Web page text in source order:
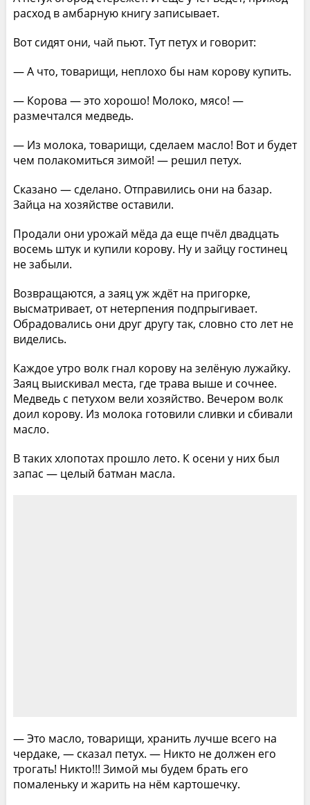
расход в амбарную книгу записывает.
Вот сидят они, чай пьют. Тут петух и говорит:
— А что, товарищи, неплохо бы нам корову купить.
— Корова — это хорошо! Молоко, мясо! —
размечтался медведь.
— Из молока, товарищи, сделаем масло! Вот и будет
чем полакомиться зимой! — решил петух.
Сказано — сделано. Отправились они на базар.
Зайца на хозяйстве оставили.
Продали они урожай мёда да еще пчёл двадцать
восемь штук и купили корову. Ну и зайцу гостинец
не забыли.
Возвращаются, а заяц уж ждёт на пригорке,
высматривает, от нетерпения подпрыгивает.
Обрадовались они друг другу так, словно сто лет не
виделись.
Каждое утро волк гнал корову на зелёную лужайку.
Заяц выискивал места, где трава выше и сочнее.
Медведь с петухом вели хозяйство. Вечером волк
доил корову. Из молока готовили сливки и сбивали
масло.
В таких хлопотах прошло лето. К осени у них был
запас — целый батман масла.
— Это масло, товарищи, хранить лучше всего на
чердаке, — сказал петух. — Никто не должен его
трогать! Никто!!! Зимой мы будем брать его
помаленьку и жарить на нём картошечку.